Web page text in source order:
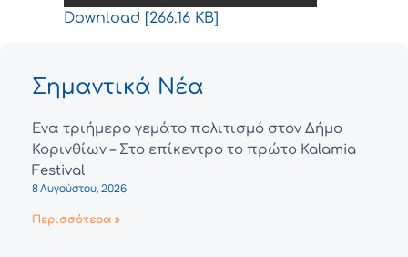
Download [266.16 KB]
Σημαντικά Νέα
Ένα τριήμερο γεμάτο πολιτισμό στον Δήμο
Κορινθίων – Στο επίκεντρο το πρώτο Kalamia
Festival
8 Αυγούστου, 2026
Περισσότερα »